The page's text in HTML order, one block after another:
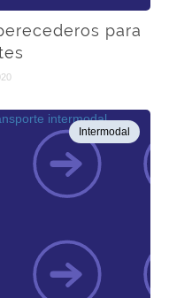
para
Intermodal